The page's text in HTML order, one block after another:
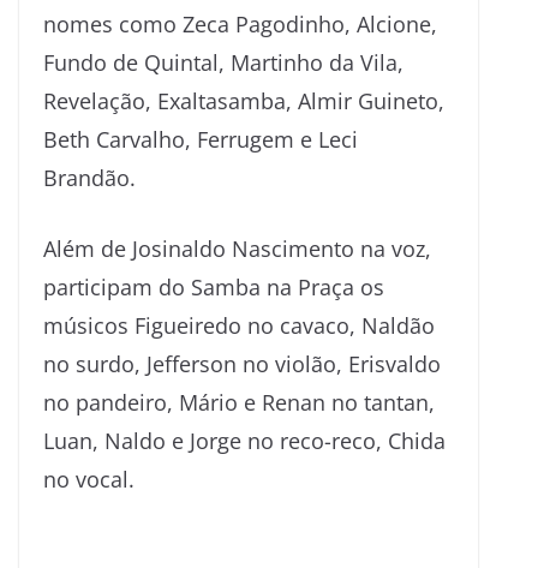
nomes como Zeca Pagodinho, Alcione,
Fundo de Quintal, Martinho da Vila,
Revelação, Exaltasamba, Almir Guineto,
Beth Carvalho, Ferrugem e Leci
Brandão.
Além de Josinaldo Nascimento na voz,
participam do Samba na Praça os
músicos Figueiredo no cavaco, Naldão
no surdo, Jefferson no violão, Erisvaldo
no pandeiro, Mário e Renan no tantan,
Luan, Naldo e Jorge no reco-reco, Chida
no vocal.